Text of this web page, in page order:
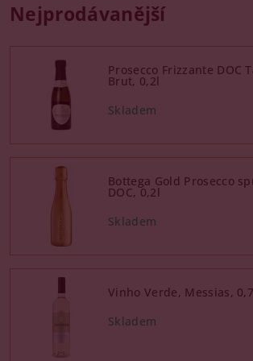
Nejprodávanější
Prosecco Frizzante DOC
Brut, 0,2l
Bottega Gold Prosecco
DOC, 0,2l
Vinho Verde, Messias,